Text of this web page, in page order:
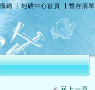
網 地礦中心首頁 暫存清單